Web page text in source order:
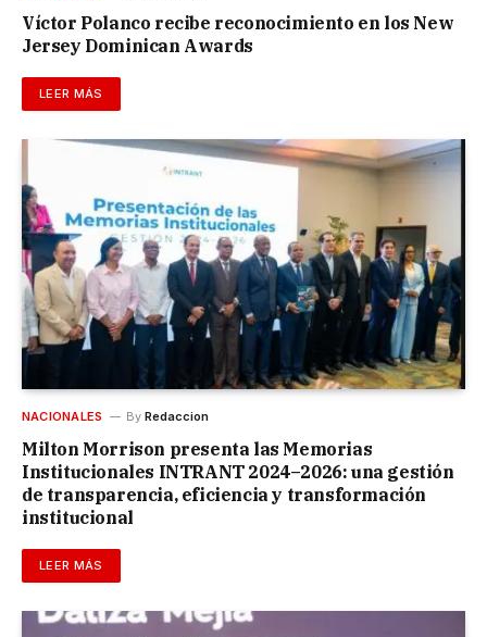
Víctor Polanco recibe reconocimiento en los New
Jersey Dominican Awards
LEER MÁS
NACIONALES By Redaccion
Milton Morrison presenta las Memorias
Institucionales INTRANT 2024–2026: una gestión
de transparencia, eficiencia y transformación
institucional
LEER MÁS